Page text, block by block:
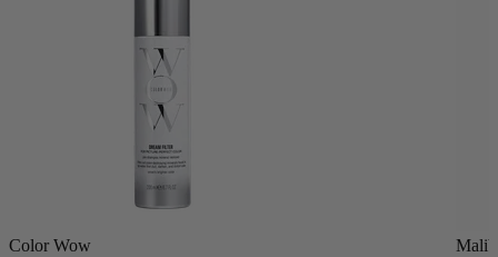
Color Wow